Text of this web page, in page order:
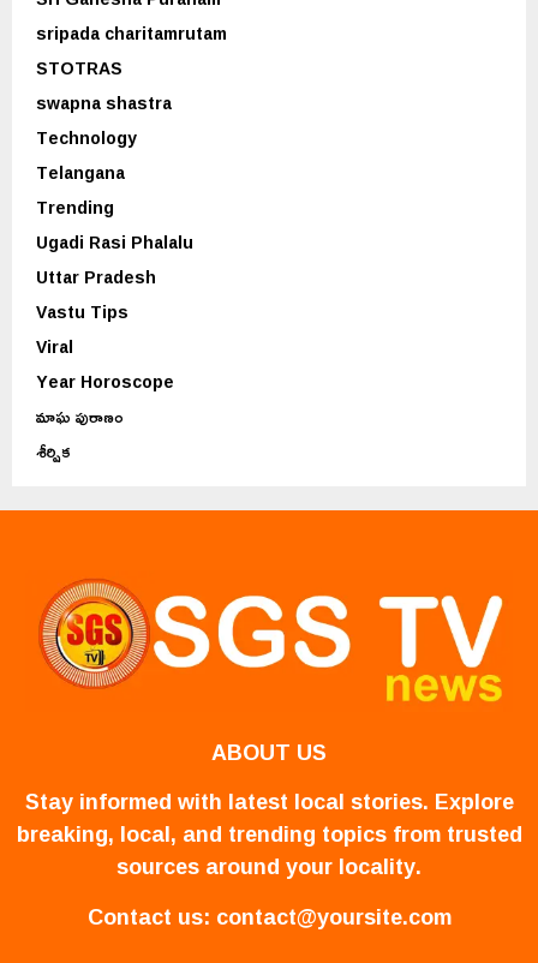
sripada charitamrutam
STOTRAS
swapna shastra
Technology
Telangana
Trending
Ugadi Rasi Phalalu
Uttar Pradesh
Vastu Tips
Viral
Year Horoscope
మాఘ పురాణం
శీర్షిక
ABOUT US
Stay informed with latest local stories. Explore
breaking, local, and trending topics from trusted
sources around your locality.
Contact us: contact@yoursite.com